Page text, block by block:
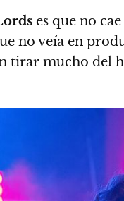
es que no
no veía en
tirar mucho del